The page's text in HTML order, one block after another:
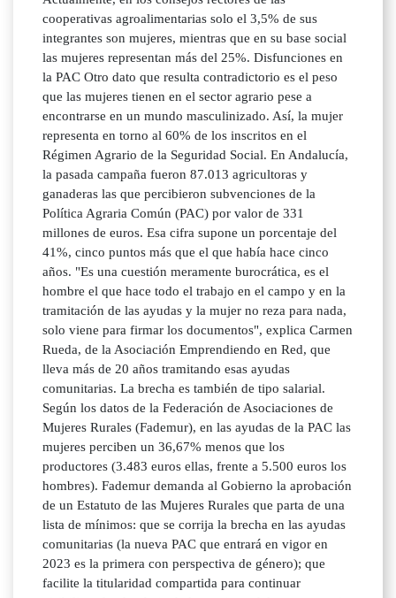
cooperativas agroalimentarias solo el 3,5% de sus
integrantes son mujeres, mientras que en su base social
las mujeres representan más del 25%. Disfunciones en
la PAC Otro dato que resulta contradictorio es el peso
que las mujeres tienen en el sector agrario pese a
encontrarse en un mundo masculinizado. Así, la mujer
representa en torno al 60% de los inscritos en el
Régimen Agrario de la Seguridad Social. En Andalucía,
la pasada campaña fueron 87.013 agricultoras y
ganaderas las que percibieron subvenciones de la
Política Agraria Común (PAC) por valor de 331
millones de euros. Esa cifra supone un porcentaje del
41%, cinco puntos más que el que había hace cinco
años. "Es una cuestión meramente burocrática, es el
hombre el que hace todo el trabajo en el campo y en la
tramitación de las ayudas y la mujer no reza para nada,
solo viene para firmar los documentos", explica Carmen
Rueda, de la Asociación Emprendiendo en Red, que
lleva más de 20 años tramitando esas ayudas
comunitarias. La brecha es también de tipo salarial.
Según los datos de la Federación de Asociaciones de
Mujeres Rurales (Fademur), en las ayudas de la PAC las
mujeres perciben un 36,67% menos que los
productores (3.483 euros ellas, frente a 5.500 euros los
hombres). Fademur demanda al Gobierno la aprobación
de un Estatuto de las Mujeres Rurales que parta de una
lista de mínimos: que se corrija la brecha en las ayudas
comunitarias (la nueva PAC que entrará en vigor en
2023 es la primera con perspectiva de género); que
facilite la titularidad compartida para continuar